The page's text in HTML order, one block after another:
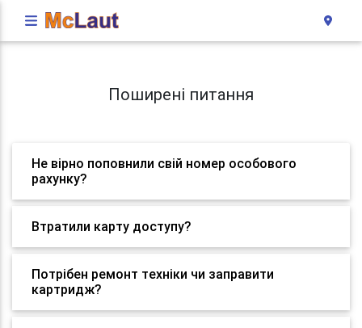
Поширені питання
Не вірно поповнили свій номер особового
рахунку?
Втратили карту доступу?
Потрібен ремонт техніки чи заправити
картридж?